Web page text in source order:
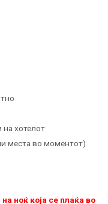
хотелот
места во моментот)
ноќ која се плаќа во